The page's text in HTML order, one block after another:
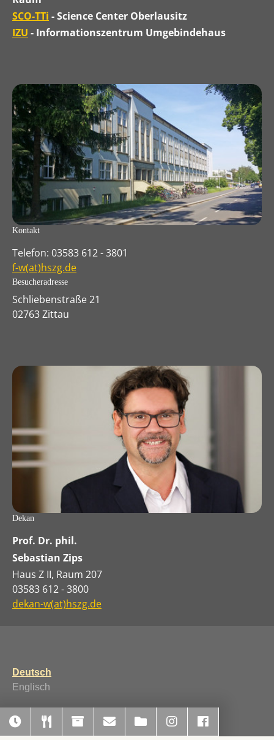
SCO-TTi - Science Center Oberlausitz
IZU - Informationszentrum Umgebindehaus
Kontakt
Telefon: 03583 612 - 3801
f-w(at)hszg.de
Besucheradresse
Schliebenstraße 21
02763 Zittau
Dekan
Prof. Dr. phil.
Sebastian Zips
Haus Z II, Raum 207
03583 612 - 3800
dekan-w(at)hszg.de
Deutsch
Englisch
Running withTYPO3andBootstrap Package.